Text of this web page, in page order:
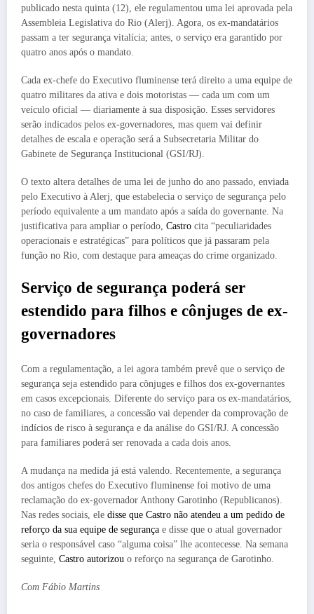
publicado nesta quinta (12), ele regulamentou uma lei aprovada pela
Assembleia Legislativa do Rio (Alerj). Agora, os ex-mandatários
passam a ter segurança vitalícia; antes, o serviço era garantido por
quatro anos após o mandato.
Cada ex-chefe do Executivo fluminense terá direito a uma equipe de
quatro militares da ativa e dois motoristas — cada um com um
veículo oficial — diariamente à sua disposição. Esses servidores
serão indicados pelos ex-governadores, mas quem vai definir
detalhes de escala e operação será a Subsecretaria Militar do
Gabinete de Segurança Institucional (GSI/RJ).
O texto altera detalhes de uma lei de junho do ano passado, enviada
pelo Executivo à Alerj, que estabelecia o serviço de segurança pelo
período equivalente a um mandato após a saída do governante. Na
justificativa para ampliar o período, Castro cita “peculiaridades
operacionais e estratégicas” para políticos que já passaram pela
função no Rio, com destaque para ameaças do crime organizado.
Serviço de segurança poderá ser
estendido para filhos e cônjuges de ex-
governadores
Com a regulamentação, a lei agora também prevê que o serviço de
segurança seja estendido para cônjuges e filhos dos ex-governantes
em casos excepcionais. Diferente do serviço para os ex-mandatários,
no caso de familiares, a concessão vai depender da comprovação de
indícios de risco à segurança e da análise do GSI/RJ. A concessão
para familiares poderá ser renovada a cada dois anos.
A mudança na medida já está valendo. Recentemente, a segurança
dos antigos chefes do Executivo fluminense foi motivo de uma
reclamação do ex-governador Anthony Garotinho (Republicanos).
Nas redes sociais, ele disse que Castro não atendeu a um pedido de
reforço da sua equipe de segurança e disse que o atual governador
seria o responsável caso “alguma coisa” lhe acontecesse. Na semana
seguinte, Castro autorizou o reforço na segurança de Garotinho.
Com Fábio Martins